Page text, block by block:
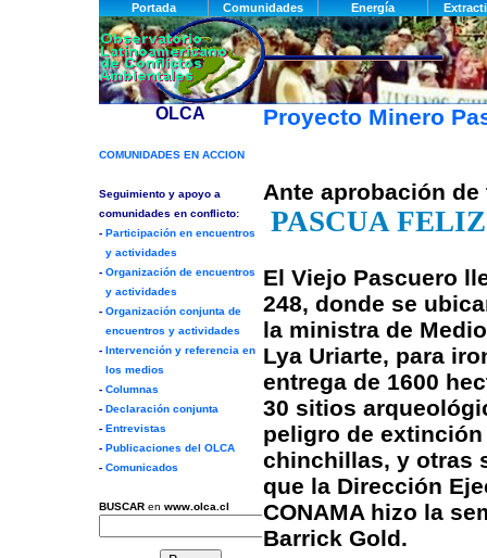
Proyecto Minero
Ante aprobación
PASCUA
El Viejo Pascuero
248, donde se
la ministra de
Lya Uriarte, para
entrega de 1600
30 sitios
peligro de
chinchillas, y otras
que la Dirección
CONAMA hizo la
Barrick Gold.